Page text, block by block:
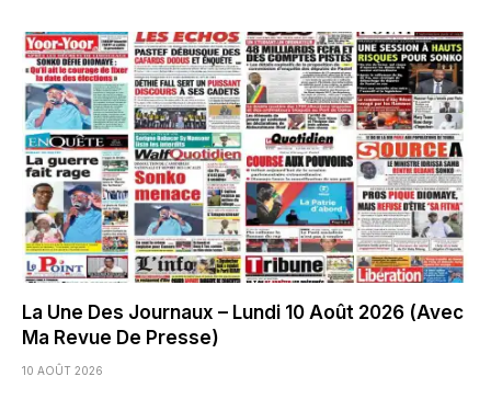
La Une Des Journaux – Lundi 10 Août 2026 (Avec
Ma Revue De Presse)
10 AOÛT 2026